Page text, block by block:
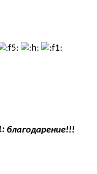
благодарение!!!